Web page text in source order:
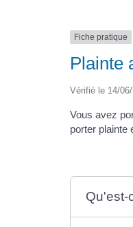
Fiche pratique
Plainte
Vérifié le 14/
Vous avez
porter plainte
Qu'est-